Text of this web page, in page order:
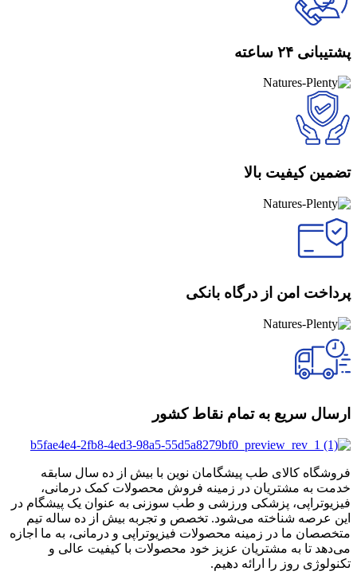
پشتیبانی ۲۴ ساعته
تضمین کیفیت بالا
پرداخت امن از درگاه بانکی
ارسال سریع به تمام نقاط کشور
فروشگاه کالای طب پیشگامان نوین با بیش از ده سال سابقه
خدمت به مشتریان در زمینه فروش محصولات کمک درمانی،
فیزیوتراپی، پزشکی ورزشی و طب سوزنی به عنوان یک پیشگام در
این عرصه شناخته می‌شود. تخصص و تجربه بیش از ده ساله تیم
متخصصان ما در زمینه محصولات فیزیوتراپی و درمانی، به ما اجازه
می‌دهد تا به مشتریان عزیز خود محصولات با کیفیت عالی و
تکنولوژی روز را ارائه دهیم.